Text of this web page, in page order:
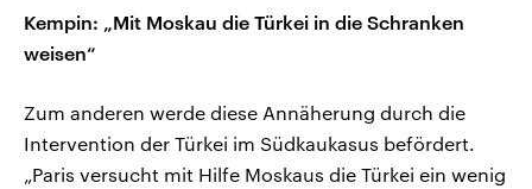
Kempin: „Mit Moskau die Türkei in die Schranken
weisen“
Zum anderen werde diese Annäherung durch die
Intervention der Türkei im Südkaukasus befördert.
„Paris versucht mit Hilfe Moskaus die Türkei ein wenig